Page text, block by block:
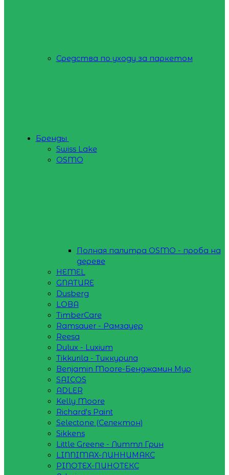
Средства по уходу за паркетом
Бренды
Swiss Lake
OSMO
Полная палитра OSMO - проба на
дереве
HEMEL
GNATURE
Dusberg
LOBA
TimberCare
Ramsauer - Рамзауер
Reesa
Dulux - Luxium
Tikkurila - Тиккурила
Benjamin Moore-Бенджамин Мур
SAICOS
ADLER
Kelly Moore
Richard's Paint
Selectone (Селектон)
Sikkens
Little Greene - Литтл Грин
LINNIMAX-ЛИННИМАКС
PINOTEX-ПИНОТЕКС